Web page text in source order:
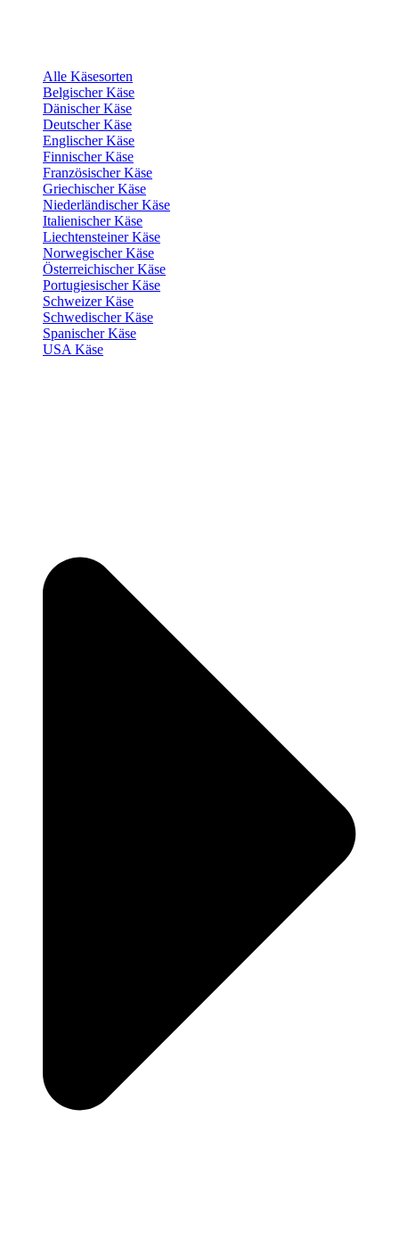
Alle Käsesorten
Belgischer Käse
Dänischer Käse
Deutscher Käse
Englischer Käse
Finnischer Käse
Französischer Käse
Griechischer Käse
Niederländischer Käse
Italienischer Käse
Liechtensteiner Käse
Norwegischer Käse
Österreichischer Käse
Portugiesischer Käse
Schweizer Käse
Schwedischer Käse
Spanischer Käse
USA Käse